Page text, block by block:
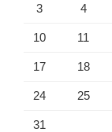
3 4
10 11
17 18
24 25
31